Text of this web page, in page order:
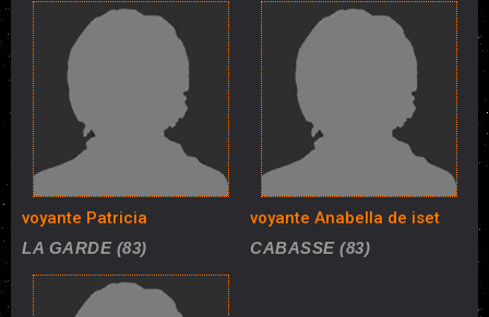
voyante Patricia
LA GARDE (83)
voyante Anabella de iset
CABASSE (83)